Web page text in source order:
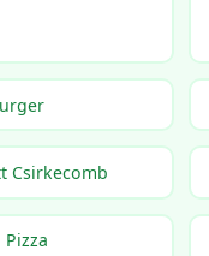
Csirkecomb
Pizza